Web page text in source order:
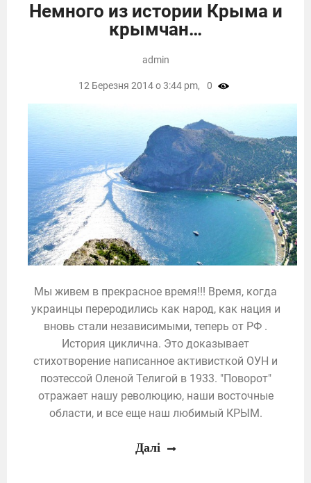
Немного из истории Крыма и
крымчан…
Мы живем в прекрасное время!!! Время, когда
украинцы переродились как народ, как нация и
вновь стали независимыми, теперь от РФ .
История циклична. Это доказывает
стихотворение написанное активисткой ОУН и
поэтессой Оленой Телигой в 1933. "Поворот"
отражает нашу революцию, наши восточные
области, и все еще наш любимый КРЫМ.
admin
12 Березня 2014 о 3:44 pm, 0
Далі